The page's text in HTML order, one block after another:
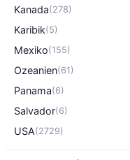
Kanada(278)
Karibik(5)
Mexiko(155)
Ozeanien(61)
Panama(6)
Salvador(6)
USA(2729)